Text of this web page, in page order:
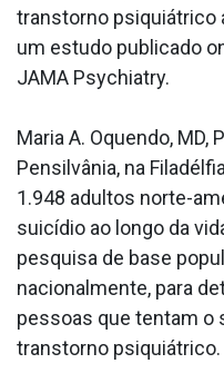
transtorno psiquiátrico
um estudo publicado
JAMA Psychiatry.
Maria A. Oquendo, MD,
Pensilvânia, na
1.948 adultos norte-
suicídio ao longo da
pesquisa de base
nacionalmente, para
pessoas que tentam o
transtorno psiquiátrico.